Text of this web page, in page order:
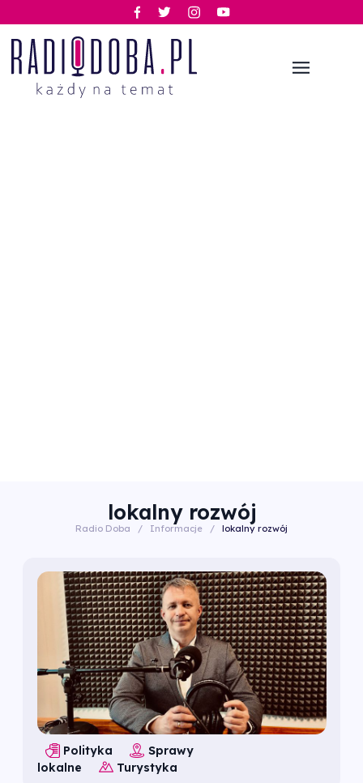
lokalny rozwój
Radio Doba / Informacje / lokalny rozwój
Polityka
Sprawy
lokalne
Turystyka